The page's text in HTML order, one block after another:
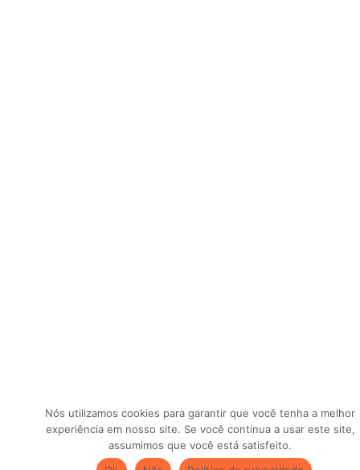
Nós utilizamos cookies para garantir que você tenha a melhor
experiência em nosso site. Se você continua a usar este site,
assumimos que você está satisfeito.